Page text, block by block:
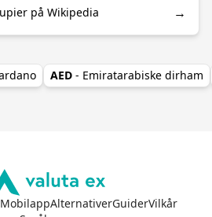
på Wikipedia →
AED - Emiratarabiske dirham
MobilappAlternativerGuiderVilkår